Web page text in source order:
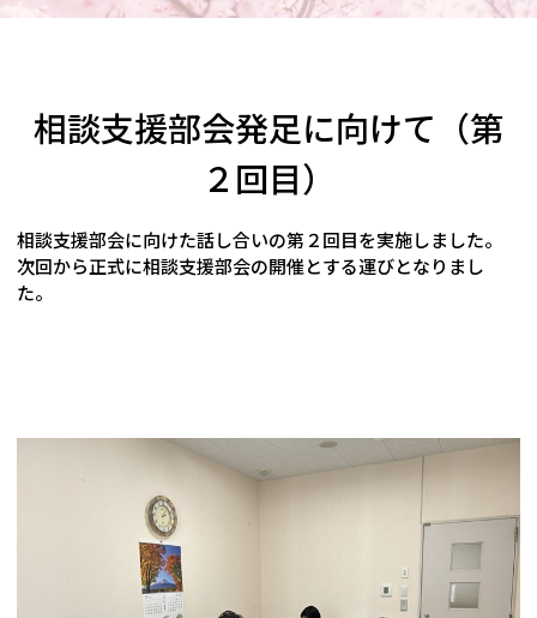
相談支援部会発足に向けて（第
２回目）
相談支援部会に向けた話し合いの第２回目を実施しました。
次回から正式に相談支援部会の開催とする運びとなりまし
た。